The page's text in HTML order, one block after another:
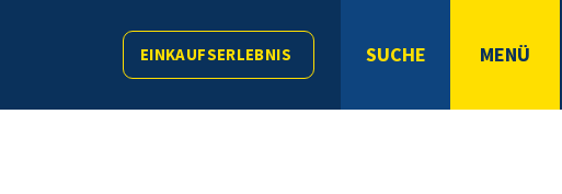
EINKAUFSERLEBNIS SUCHE MENÜ